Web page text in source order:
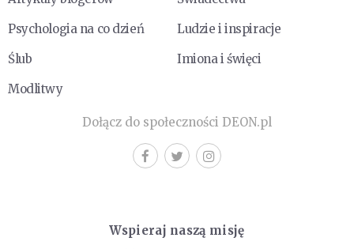
Psychologia na co dzień
Ludzie i inspiracje
Ślub
Imiona i święci
Modlitwy
Dołącz do społeczności DEON.pl
Wspieraj naszą misję